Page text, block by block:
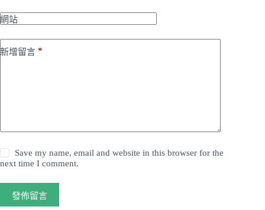
網站
新增留言 *
Save my name, email and website in this browser for the
next time I comment.
發佈留言